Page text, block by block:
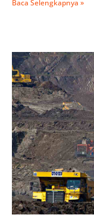
Baca Selengkapnya »